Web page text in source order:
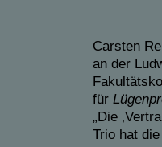
Carsten
an der
für
„Die
Trio hat